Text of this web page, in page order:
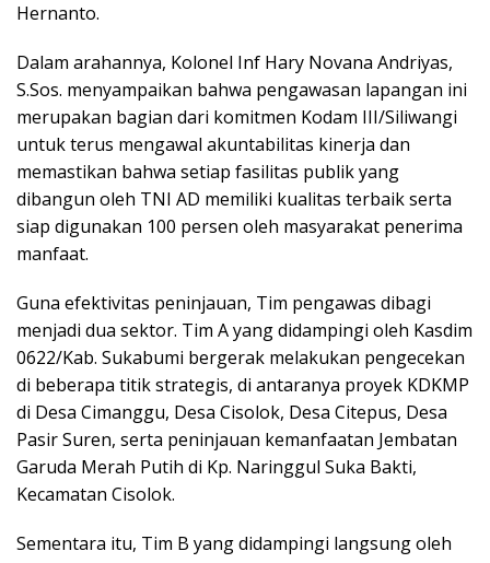
Hernanto.
​Dalam arahannya, Kolonel Inf Hary Novana Andriyas,
S.Sos. menyampaikan bahwa pengawasan lapangan ini
merupakan bagian dari komitmen Kodam III/Siliwangi
untuk terus mengawal akuntabilitas kinerja dan
memastikan bahwa setiap fasilitas publik yang
dibangun oleh TNI AD memiliki kualitas terbaik serta
siap digunakan 100 persen oleh masyarakat penerima
manfaat.
​Guna efektivitas peninjauan, Tim pengawas dibagi
menjadi dua sektor. Tim A yang didampingi oleh Kasdim
0622/Kab. Sukabumi bergerak melakukan pengecekan
di beberapa titik strategis, di antaranya proyek KDKMP
di Desa Cimanggu, Desa Cisolok, Desa Citepus, Desa
Pasir Suren, serta peninjauan kemanfaatan Jembatan
Garuda Merah Putih di Kp. Naringgul Suka Bakti,
Kecamatan Cisolok.
​Sementara itu, Tim B yang didampingi langsung oleh